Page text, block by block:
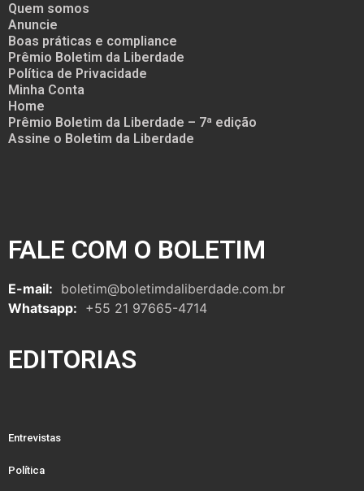
Quem somos
Anuncie
Boas práticas e compliance
Prêmio Boletim da Liberdade
Política de Privacidade
Minha Conta
Home
Prêmio Boletim da Liberdade – 7ª edição
Assine o Boletim da Liberdade
FALE COM O BOLETIM
E-mail: boletim@boletimdaliberdade.com.br
Whatsapp: +55 21 97665-4714
EDITORIAS
Entrevistas
Política